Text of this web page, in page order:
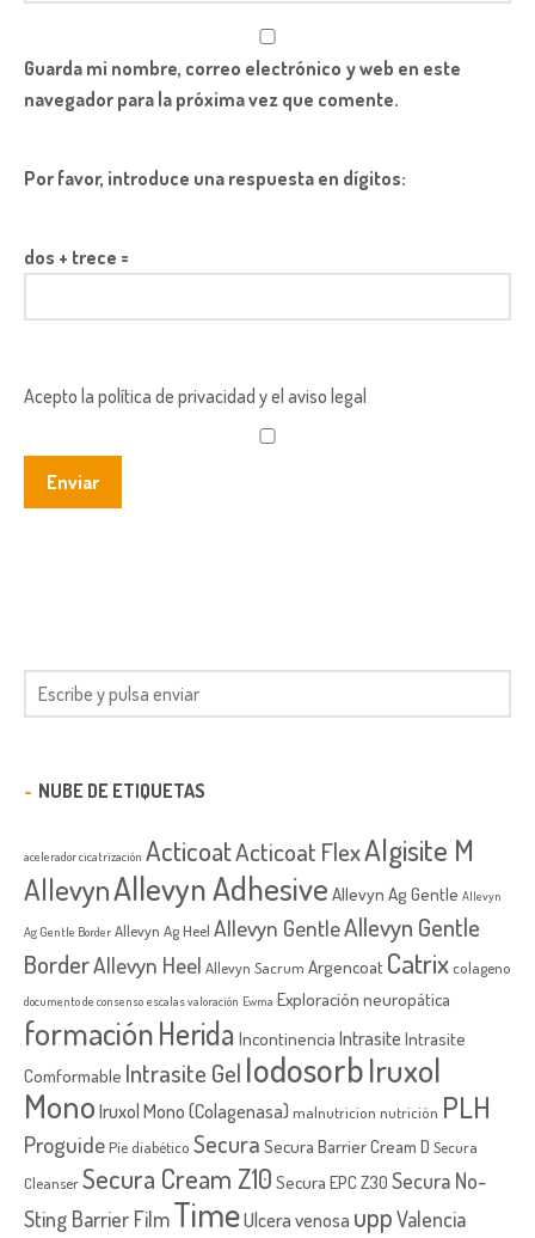
Guarda mi nombre, correo electrónico y web en este
navegador para la próxima vez que comente.
Por favor, introduce una respuesta en dígitos:
dos + trece =
Acepto la política de privacidad y el aviso legal
NUBE DE ETIQUETAS
acelerador cicatrización ActicoatActicoat FlexAlgisite M
AllevynAllevyn Adhesive Allevyn Ag Gentle Allevyn
Ag Gentle Border Allevyn Ag Heel Allevyn GentleAllevyn Gentle
BorderAllevyn Heel Allevyn Sacrum Argencoat Catrix colageno
documento de consenso escalas valoración Ewma Exploración neuropática
formaciónHerida Incontinencia Intrasite Intrasite
Comformable Intrasite Gel IodosorbIruxol
MonoIruxol Mono (Colagenasa) malnutricion nutrición PLH
Proguide Píe diabético Secura Secura Barrier Cream D Secura
CleanserSecura Cream Z10 Secura EPC Z30 Secura No-
Sting Barrier FilmTimeUlcera venosa uppValencia